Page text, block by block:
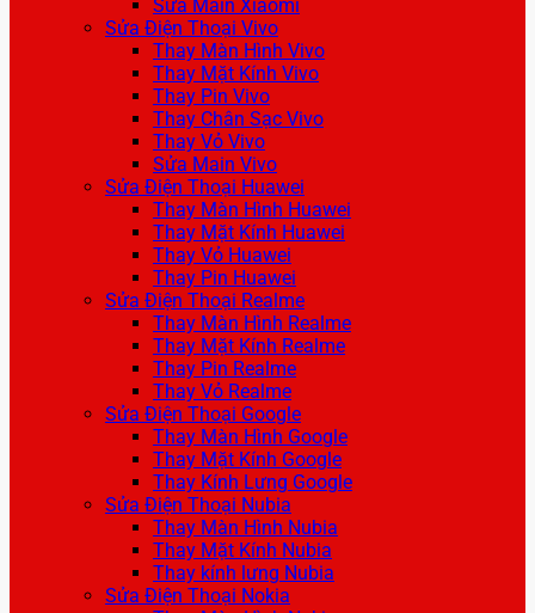
Sửa Main Xiaomi
Sửa Điện Thoại Vivo
Thay Màn Hình Vivo
Thay Mặt Kính Vivo
Thay Pin Vivo
Thay Chân Sạc Vivo
Thay Vỏ Vivo
Sửa Main Vivo
Sửa Điện Thoại Huawei
Thay Màn Hình Huawei
Thay Mặt Kính Huawei
Thay Vỏ Huawei
Thay Pin Huawei
Sửa Điện Thoại Realme
Thay Màn Hình Realme
Thay Mặt Kính Realme
Thay Pin Realme
Thay Vỏ Realme
Sửa Điện Thoại Google
Thay Màn Hình Google
Thay Mặt Kính Google
Thay Kính Lưng Google
Sửa Điện Thoại Nubia
Thay Màn Hình Nubia
Thay Mặt Kính Nubia
Thay kính lưng Nubia
Sửa Điện Thoại Nokia